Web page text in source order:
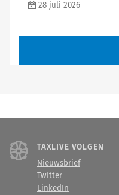
28 juli 2026
TAXLIVE VOLGEN
Nieuwsbrief
Twitter
LinkedIn